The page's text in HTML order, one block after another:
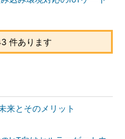
件あります
来とそのメリット